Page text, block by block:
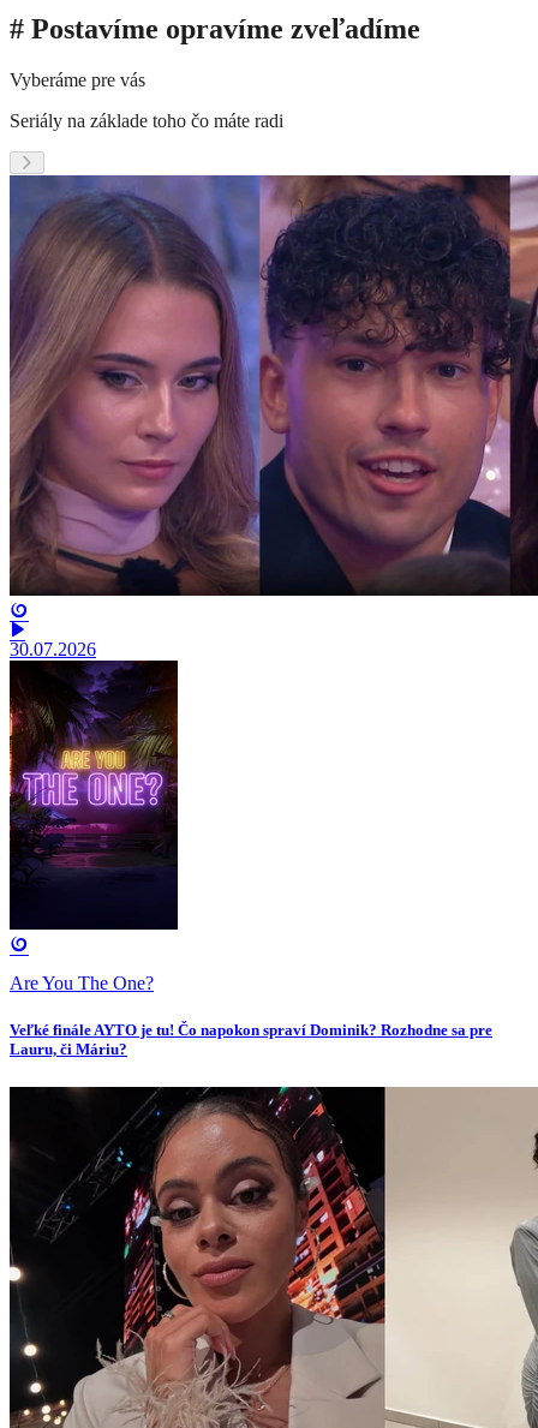
# Postavíme opravíme zveľadíme
Vyberáme pre vás
Seriály na základe toho čo máte radi
30.07.2026
Are You The One?
Veľké finále AYTO je tu! Čo napokon spraví Dominik? Rozhodne sa pre
Lauru, či Máriu?